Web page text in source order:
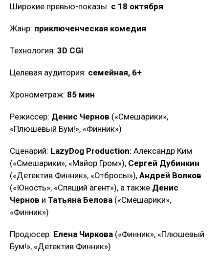
Широкие превью-показы: с 18 октября
Жанр: приключенческая комедия
Технология: 3D CGI
Целевая аудитория: семейная, 6+
Хронометраж: 85 мин
Режиссер: Денис Чернов («Смешарики»,
«Плюшевый Бум!», «Финник»)
Сценарий: LazyDog Production: Александр Ким
(«Смешарики», «Майор Гром»), Сергей Дубинкин
(«Детектив Финник», «Отбросы»), Андрей Волков
(«Юность», «Спящий агент»), а также Денис
Чернов и Татьяна Белова («Смешарики»,
«Финник»)
Продюсер: Елена Чиркова («Финник», «Плюшевый
Бум!», «Детектив Финник»)